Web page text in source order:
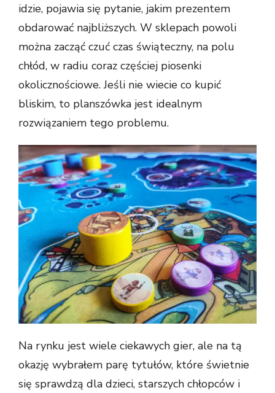
idzie, pojawia się pytanie, jakim prezentem
obdarować najbliższych. W sklepach powoli
można zacząć czuć czas świąteczny, na polu
chłód, w radiu coraz częściej piosenki
okolicznościowe. Jeśli nie wiecie co kupić
bliskim, to planszówka jest idealnym
rozwiązaniem tego problemu.
Na rynku jest wiele ciekawych gier, ale na tą
okazję wybrałem parę tytułów, które świetnie
się sprawdzą dla dzieci, starszych chłopców i